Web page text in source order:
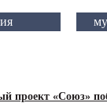
проект «Союз»